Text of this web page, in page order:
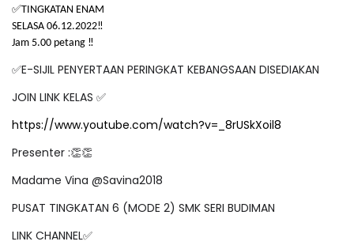
✅TINGKATAN ENAM
SELASA 06.12.2022‼️
Jam 5.00 petang ‼️
✅E-SIJIL PENYERTAAN PERINGKAT KEBANGSAAN DISEDIAKAN
JOIN LINK KELAS ✅
https://www.youtube.com/watch?v=_8rUSkXoil8
Presenter :👏👏
Madame Vina @Savina2018
PUSAT TINGKATAN 6 (MODE 2) SMK SERI BUDIMAN
LINK CHANNEL✅